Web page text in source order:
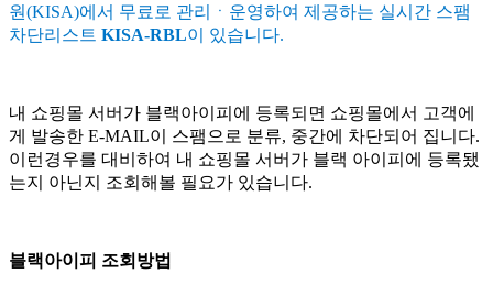
원(KISA)에서 무료로 관리ㆍ운영하여 제공하는 실시간 스팸
차단리스트 KISA-RBL이 있습니다.
내 쇼핑몰 서버가 블랙아이피에 등록되면 쇼핑몰에서 고객에
게 발송한 E-MAIL이 스팸으로 분류, 중간에 차단되어 집니다.
이런경우를 대비하여 내 쇼핑몰 서버가 블랙 아이피에 등록됐
는지 아닌지 조회해볼 필요가 있습니다.
블랙아이피 조회방법